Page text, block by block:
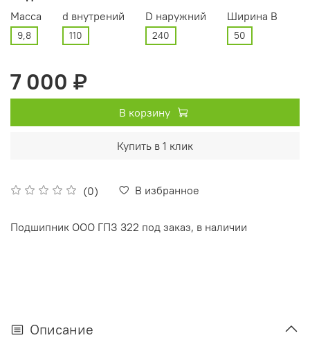
(0) В избранное
Масса
9,8
d внутрений
110
D наружний
240
Ширина В
50
7 000 ₽
В корзину
Купить в 1 клик
Подшипник ООО ГПЗ 322 под заказ, в наличии
Описание